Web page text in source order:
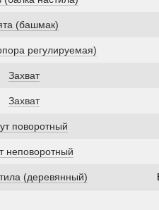
(башмак)
регулируемая)
Захват
Захват
поворотный
неповоротный
(деревянный)